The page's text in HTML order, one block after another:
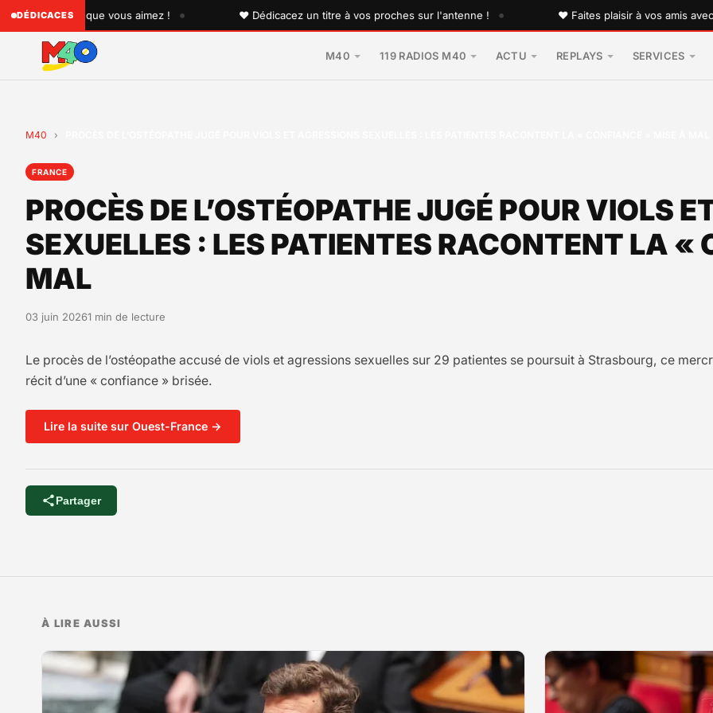
DÉDICACESque vous aimez ! • ♥ Dédicacez un titre à vos proches sur l'antenne ! • ♥ Faites plaisir à vos amis avec
M40 119 RADIOS M40 ACTU REPLAYS SERVICES
M40 ›
FRANCE
PROCÈS DE L’OSTÉOPATHE JUGÉ POUR VIOLS
SEXUELLES : LES PATIENTES RACONTENT LA «
MAL
03 juin 20261 min de lecture
Le procès de l’ostéopathe accusé de viols et agressions sexuelles sur 29 patientes se poursuit à Strasbourg, ce
récit d’une « confiance » brisée.
Lire la suite sur Ouest-France →
Partager
À LIRE AUSSI